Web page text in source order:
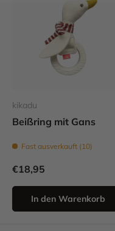
kikadu
Beißring mit Gans
Fast ausverkauft (10)
€18,95
In den Warenkorb